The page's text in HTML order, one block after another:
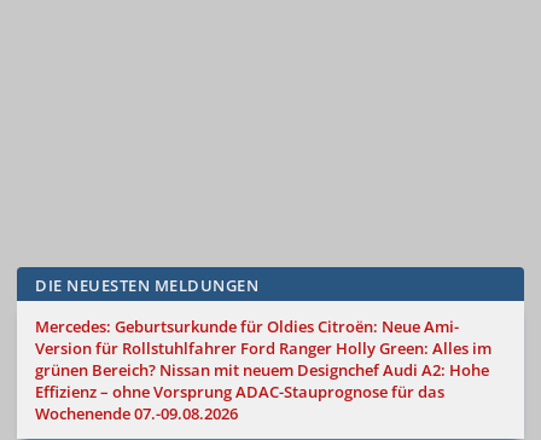
DIE NEUESTEN MELDUNGEN
Mercedes: Geburtsurkunde für OldiesCitroën: Neue Ami-
Version für Rollstuhlfahrer Ford Ranger Holly Green: Alles im
grünen Bereich? Nissan mit neuem DesignchefAudi A2: Hohe
Effizienz – ohne VorsprungADAC-Stauprognose für das
Wochenende 07.-09.08.2026